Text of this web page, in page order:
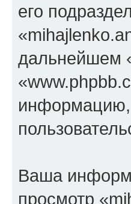
его
дальнейшем
информацию,
Ваша
просмотр